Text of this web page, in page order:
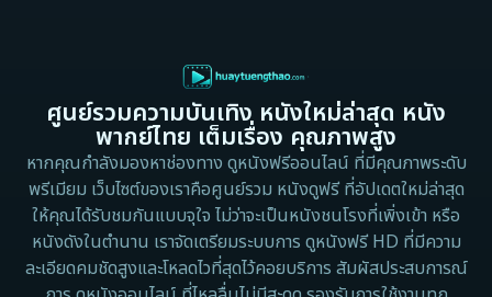
ศูนย์รวมความบันเทิง หนังใหม่ล่าสุด หนัง
พากย์ไทย เต็มเรื่อง คุณภาพสูง
หากคุณกำลังมองหาช่องทาง ดูหนังฟรีออนไลน์ ที่มีคุณภาพระดับ
พรีเมียม เว็บไซต์ของเราคือศูนย์รวม หนังดูฟรี ที่อัปเดตใหม่ล่าสุด
ให้คุณได้รับชมกันแบบจุใจ ไม่ว่าจะเป็นหนังชนโรงที่เพิ่งเข้า หรือ
หนังดังในตำนาน เราจัดเตรียมระบบการ ดูหนังฟรี HD ที่มีความ
ละเอียดคมชัดสูงและโหลดไวที่สุดไว้คอยบริการ สัมผัสประสบการณ์